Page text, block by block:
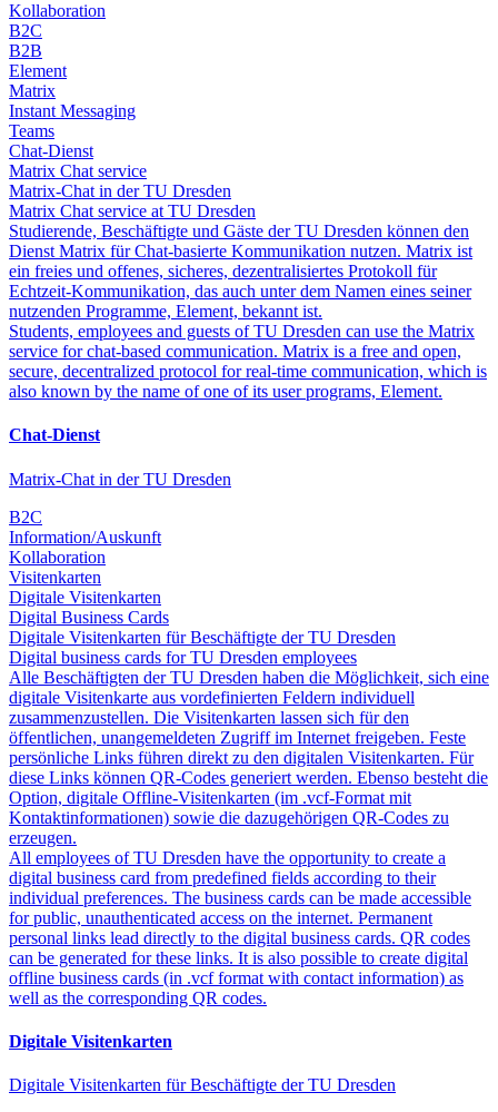
Kollaboration
B2C
B2B
Element
Matrix
Instant Messaging
Teams
Chat-Dienst
Matrix Chat service
Matrix-Chat in der TU Dresden
Matrix Chat service at TU Dresden
Studierende, Beschäftigte und Gäste der TU Dresden können den
Dienst Matrix für Chat-basierte Kommunikation nutzen. Matrix ist
ein freies und offenes, sicheres, dezentralisiertes Protokoll für
Echtzeit-Kommunikation, das auch unter dem Namen eines seiner
nutzenden Programme, Element, bekannt ist.
Students, employees and guests of TU Dresden can use the Matrix
service for chat-based communication. Matrix is a free and open,
secure, decentralized protocol for real-time communication, which is
also known by the name of one of its user programs, Element.
Chat-Dienst
Matrix-Chat in der TU Dresden
B2C
Information/Auskunft
Kollaboration
Visitenkarten
Digitale Visitenkarten
Digital Business Cards
Digitale Visitenkarten für Beschäftigte der TU Dresden
Digital business cards for TU Dresden employees
Alle Beschäftigten der TU Dresden haben die Möglichkeit, sich eine
digitale Visitenkarte aus vordefinierten Feldern individuell
zusammenzustellen. Die Visitenkarten lassen sich für den
öffentlichen, unangemeldeten Zugriff im Internet freigeben. Feste
persönliche Links führen direkt zu den digitalen Visitenkarten. Für
diese Links können QR-Codes generiert werden. Ebenso besteht die
Option, digitale Offline-Visitenkarten (im .vcf-Format mit
Kontaktinformationen) sowie die dazugehörigen QR-Codes zu
erzeugen.
All employees of TU Dresden have the opportunity to create a
digital business card from predefined fields according to their
individual preferences. The business cards can be made accessible
for public, unauthenticated access on the internet. Permanent
personal links lead directly to the digital business cards. QR codes
can be generated for these links. It is also possible to create digital
offline business cards (in .vcf format with contact information) as
well as the corresponding QR codes.
Digitale Visitenkarten
Digitale Visitenkarten für Beschäftigte der TU Dresden